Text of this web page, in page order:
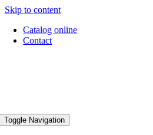
Skip to content
Catalog online
Contact
Toggle Navigation